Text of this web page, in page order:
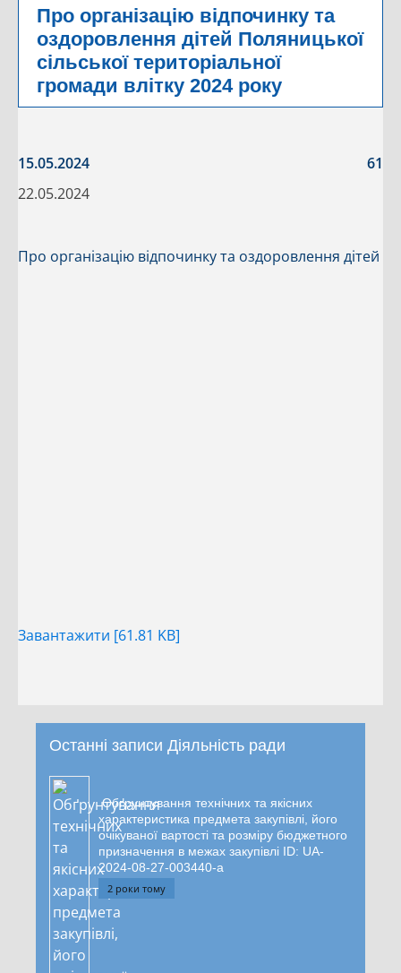
Про організацію відпочинку та
оздоровлення дітей Поляницької
сільської територіальної
громади влітку 2024 року
15.05.2024
61
22.05.2024
Про організацію відпочинку та оздоровлення дітей
Завантажити [61.81 KB]
Останні записи Діяльність ради
Обґрунтування технічних та якісних
характеристика предмета закупівлі, його
очікуваної вартості та розміру бюджетного
призначення в межах закупівлі ID: UA-
2024-08-27-003440-a
2 роки тому